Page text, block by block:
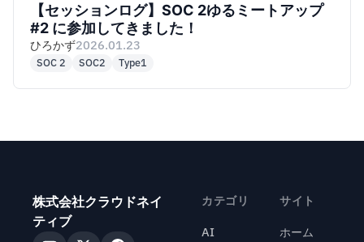
【セッションログ】SOC 2ゆるミートアップ
#2 に参加してきました！
ひろかず2026.01.23
SOC 2 SOC2 Type1
株式会社クラウドネイ
ティブ
カテゴリ
AI
サイト
ホーム